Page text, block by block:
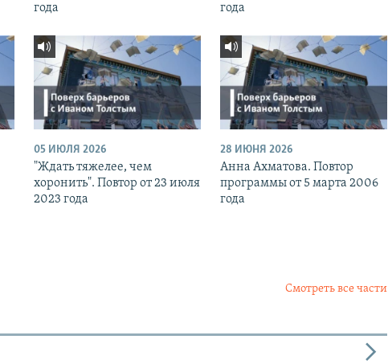
года
года
05 ИЮЛЯ 2026
"Ждать тяжелее, чем
хоронить". Повтор от 23 июля
2023 года
28 ИЮНЯ 2026
Анна Ахматова. Повтор
программы от 5 марта 2006
года
Смотреть все части